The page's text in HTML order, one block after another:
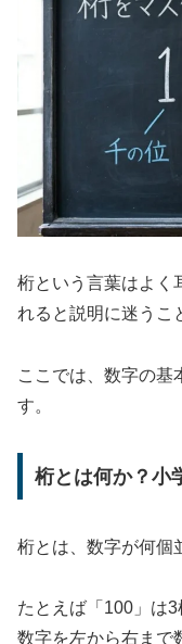
桁という言葉はよく
れると説明に迷うこ
ここでは、数字の基
す。
桁とは何か？小
桁とは、数字が何個
たとえば「100」は3
数字を左から右まで